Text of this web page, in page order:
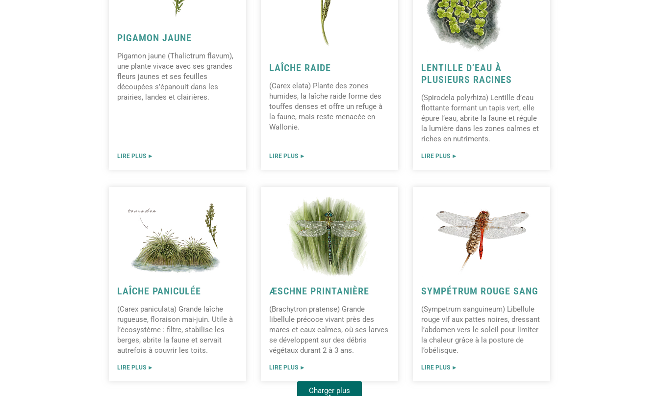
PIGAMON JAUNE
Pigamon jaune (Thalictrum flavum),
une plante vivace avec ses grandes
fleurs jaunes et ses feuilles
découpées s’épanouit dans les
prairies, landes et clairières.
LIRE PLUS ►
LAÎCHE RAIDE
(Carex elata) Plante des zones
humides, la laîche raide forme des
touffes denses et offre un refuge à
la faune, mais reste menacée en
Wallonie.
LIRE PLUS ►
LENTILLE D’EAU À
PLUSIEURS RACINES
(Spirodela polyrhiza) Lentille d’eau
flottante formant un tapis vert, elle
épure l’eau, abrite la faune et régule
la lumière dans les zones calmes et
riches en nutriments.
LIRE PLUS ►
LAÎCHE PANICULÉE
(Carex paniculata) Grande laîche
rugueuse, floraison mai-juin. Utile à
l’écosystème : filtre, stabilise les
berges, abrite la faune et servait
autrefois à couvrir les toits.
LIRE PLUS ►
ÆSCHNE PRINTANIÈRE
(Brachytron pratense) Grande
libellule précoce vivant près des
mares et eaux calmes, où ses larves
se développent sur des débris
végétaux durant 2 à 3 ans.
LIRE PLUS ►
SYMPÉTRUM ROUGE SANG
(Sympetrum sanguineum) Libellule
rouge vif aux pattes noires, dressant
l’abdomen vers le soleil pour limiter
la chaleur grâce à la posture de
l’obélisque.
LIRE PLUS ►
Charger plus